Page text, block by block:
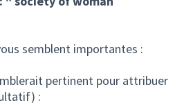
semblent importantes :
pertinent pour attribuer
: